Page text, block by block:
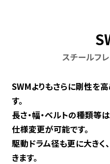
スラットコン
チェーン付メ
垂直コンベア
ステンレスコ
ミニコンベア
ミニコンベア
スチールフ
SWMよりもさらに剛性を
す。
長さ・幅・ベルトの種類
仕様変更が可能です。
駆動ドラム径も更に大きく
きます。